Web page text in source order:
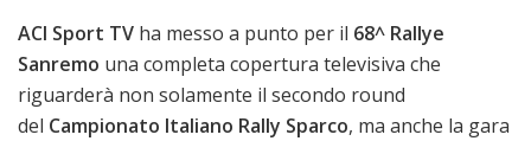
ACI Sport TV ha messo a punto per il 68^ Rallye
Sanremo una completa copertura televisiva che
riguarderà non solamente il secondo round
del Campionato Italiano Rally Sparco, ma anche la gara